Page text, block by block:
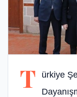
T
ürkiye